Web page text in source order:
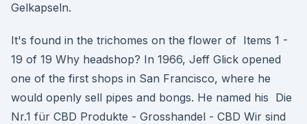
Gelkapseln.
It's found in the trichomes on the flower of Items 1 -
19 of 19 Why headshop? In 1966, Jeff Glick opened
one of the first shops in San Francisco, where he
would openly sell pipes and bongs. He named his Die
Nr.1 für CBD Produkte - Grosshandel - CBD Wir sind